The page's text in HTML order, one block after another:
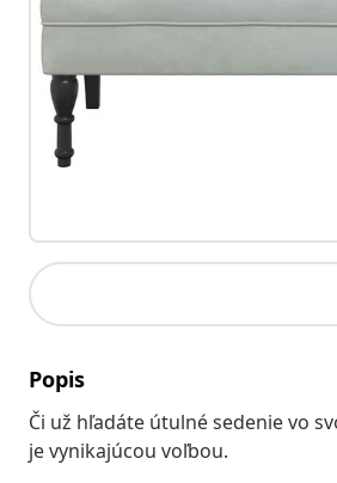
Popis
Či už hľadáte útulné sedenie vo
je vynikajúcou voľbou.